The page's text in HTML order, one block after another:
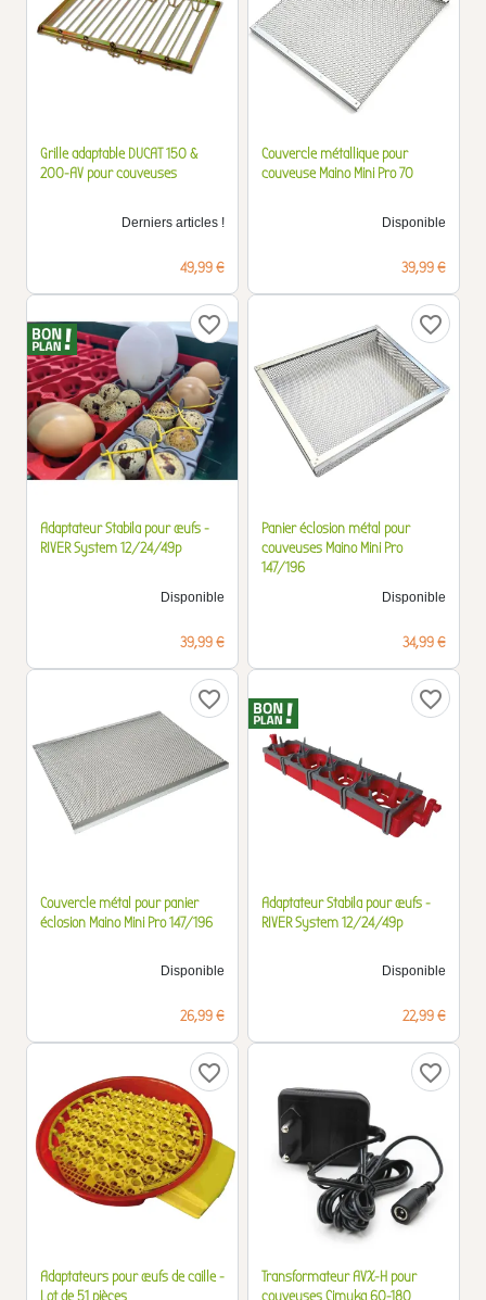
Grille adaptable DUCAT 150 &
200-AV pour couveuses
Derniers articles !
Prix
49,99 €
Couvercle métallique pour
couveuse Maino Mini Pro 70
Disponible
Prix
39,99 €
favorite_border
Adaptateur Stabila pour œufs -
RIVER System 12/24/49p
Disponible
Prix
39,99 €
favorite_border
Panier éclosion métal pour
couveuses Maino Mini Pro
147/196
Disponible
Prix
34,99 €
favorite_border
Couvercle métal pour panier
éclosion Maino Mini Pro 147/196
Disponible
Prix
26,99 €
favorite_border
Adaptateur Stabila pour œufs -
RIVER System 12/24/49p
Disponible
Prix
22,99 €
favorite_border
Adaptateurs pour œufs de caille -
favorite_border
Transformateur AVX-H pour